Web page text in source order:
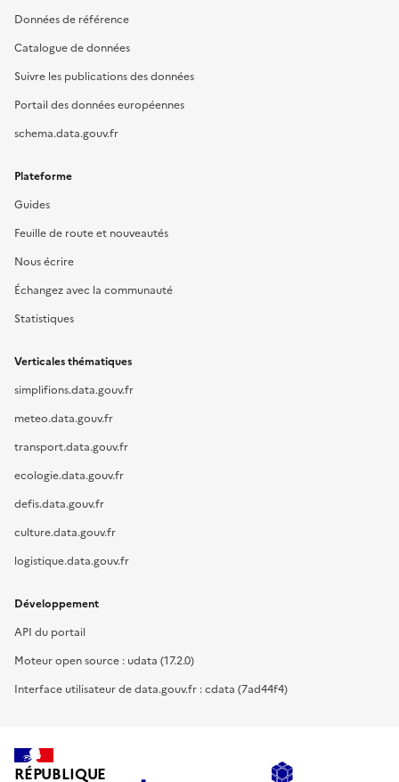
Données de référence
Catalogue de données
Suivre les publications des données
Portail des données européennes
schema.data.gouv.fr
Plateforme
Guides
Feuille de route et nouveautés
Nous écrire
Échangez avec la communauté
Statistiques
Verticales thématiques
simplifions.data.gouv.fr
meteo.data.gouv.fr
transport.data.gouv.fr
ecologie.data.gouv.fr
defis.data.gouv.fr
culture.data.gouv.fr
logistique.data.gouv.fr
Développement
API du portail
Moteur open source : udata (17.2.0)
Interface utilisateur de data.gouv.fr : cdata (7ad44f4)
RÉPUBLIQUE